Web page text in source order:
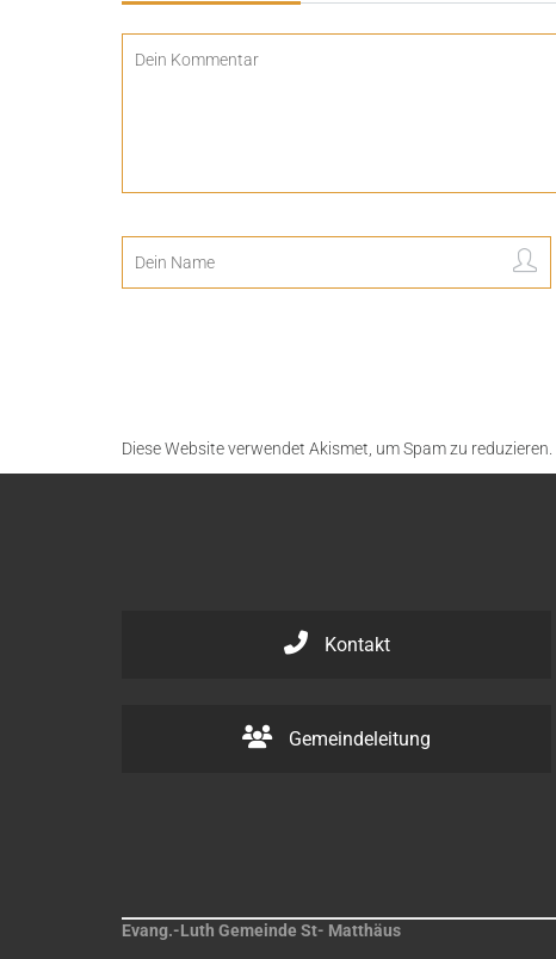
Diese Website verwendet Akismet, um Spam zu reduzieren.
Kontakt
Gemeindeleitung
Evang.-Luth Gemeinde St- Matthäus